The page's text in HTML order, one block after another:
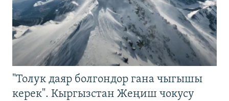
"Толук даяр болгондор гана чыгышы
керек". Кыргызстан Жеңиш чокусу